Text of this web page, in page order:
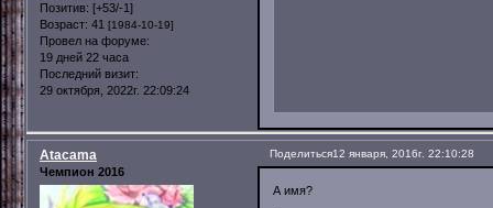
Позитив: [+53/-1]
Возраст: 41 [1984-10-19]
Провел на форуме:
19 дней 22 часа
Последний визит:
29 октября, 2022г. 22:09:24
Поделиться12 января, 2016г. 22:10:28
Atacama
Чемпион 2016
А имя?